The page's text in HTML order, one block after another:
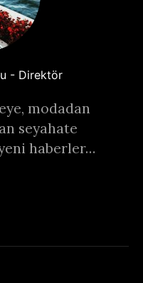
- Direktör
modadan
seyahate
haberler…